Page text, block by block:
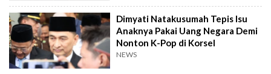
Dimyati Natakusumah Tepis Isu
Anaknya Pakai Uang Negara Demi
Nonton K-Pop di Korsel
NEWS